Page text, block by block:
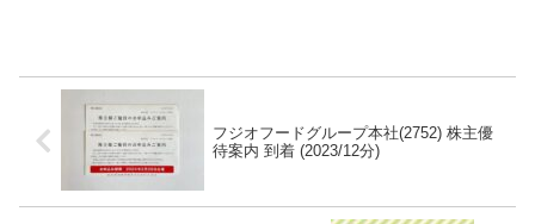
フジオフードグループ本社(2752) 株主優
待案内 到着 (2023/12分)